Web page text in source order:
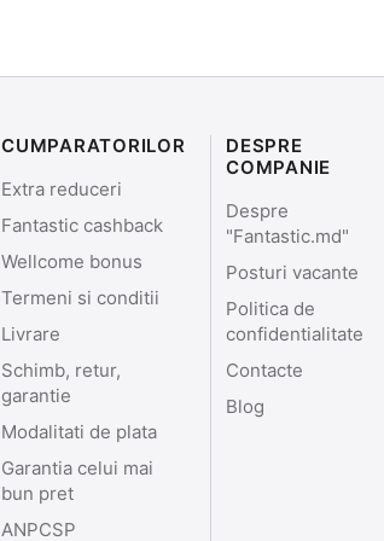
CUMPARATORILOR
Extra reduceri
Fantastic cashback
Wellcome bonus
Termeni si conditii
Livrare
Schimb, retur,
garantie
Modalitati de plata
Garantia celui mai
bun pret
ANPCSP
DESPRE
COMPANIE
Despre
"Fantastic.md"
Posturi vacante
Politica de
confidentialitate
Contacte
Blog